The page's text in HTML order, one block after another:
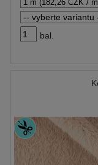
bal.